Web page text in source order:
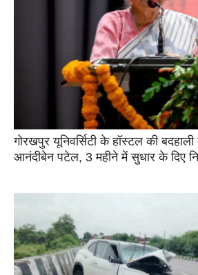
गोरखपुर यूनिवर्सिटी के हॉस्टल की
आनंदीबेन पटेल, 3 महीने में सुधार के दिए